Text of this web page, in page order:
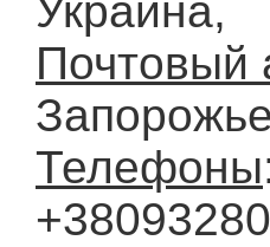
Украина,
Почтовый
Телефоны